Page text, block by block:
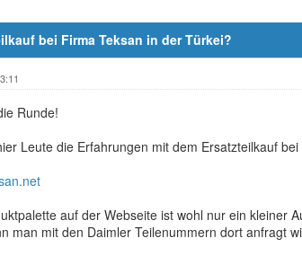
bei Firma Teksan in der Türkei?
Runde!
Leute die Erfahrungen mit dem Ersatzteilkauf
auf der Webseite ist wohl nur ein kleiner
man mit den Daimler Teilenummern dort anfragt